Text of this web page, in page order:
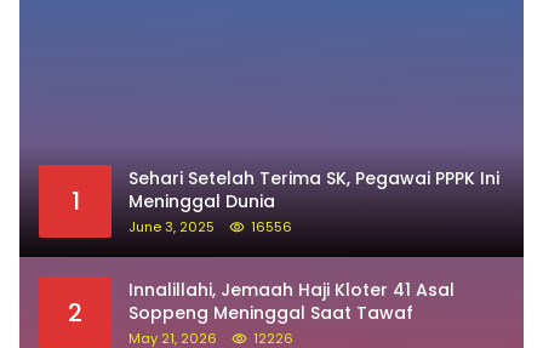
2
Innalillahi, Jemaah Haji Kloter 41 Asal
Soppeng Meninggal Saat Tawaf
May 21, 2026 12226
3
Mereka Saudara Saya
May 31, 2023 12063